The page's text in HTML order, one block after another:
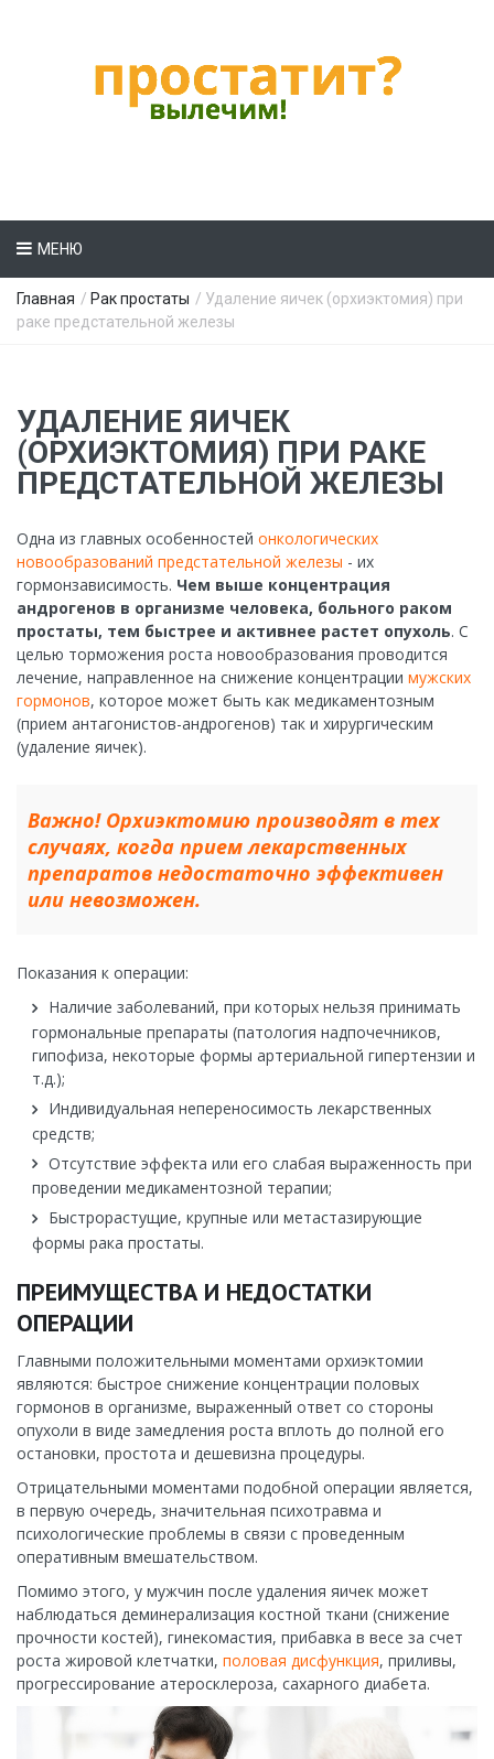
МЕНЮ
Главная / Рак простаты / Удаление яичек (орхиэктомия) при
раке предстательной железы
УДАЛЕНИЕ ЯИЧЕК
(ОРХИЭКТОМИЯ) ПРИ РАКЕ
ПРЕДСТАТЕЛЬНОЙ ЖЕЛЕЗЫ
Одна из главных особенностей онкологических
новообразований предстательной железы - их
гормонзависимость. Чем выше концентрация
андрогенов в организме человека, больного раком
простаты, тем быстрее и активнее растет опухоль. С
целью торможения роста новообразования проводится
лечение, направленное на снижение концентрации мужских
гормонов, которое может быть как медикаментозным
(прием антагонистов-андрогенов) так и хирургическим
(удаление яичек).
Важно! Орхиэктомию производят в тех
случаях, когда прием лекарственных
препаратов недостаточно эффективен
или невозможен.
Показания к операции:
Наличие заболеваний, при которых нельзя принимать
гормональные препараты (патология надпочечников,
гипофиза, некоторые формы артериальной гипертензии и
т.д.);
Индивидуальная непереносимость лекарственных
средств;
Отсутствие эффекта или его слабая выраженность при
проведении медикаментозной терапии;
Быстрорастущие, крупные или метастазирующие
формы рака простаты.
ПРЕИМУЩЕСТВА И НЕДОСТАТКИ
ОПЕРАЦИИ
Главными положительными моментами орхиэктомии
являются: быстрое снижение концентрации половых
гормонов в организме, выраженный ответ со стороны
опухоли в виде замедления роста вплоть до полной его
остановки, простота и дешевизна процедуры.
Отрицательными моментами подобной операции является,
в первую очередь, значительная психотравма и
психологические проблемы в связи с проведенным
оперативным вмешательством.
Помимо этого, у мужчин после удаления яичек может
наблюдаться деминерализация костной ткани (снижение
прочности костей), гинекомастия, прибавка в весе за счет
роста жировой клетчатки, половая дисфункция, приливы,
прогрессирование атеросклероза, сахарного диабета.